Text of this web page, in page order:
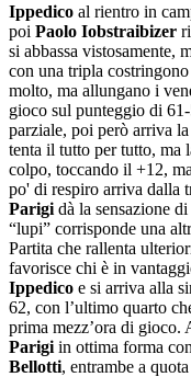
Ippedico al rientro in
poi Paolo Iobstraibizer
si abbassa vistosamente,
con una tripla costringono
molto, ma allungano i
gioco sul punteggio di
parziale, poi però arriva
tenta il tutto per tutto, ma
colpo, toccando il +12,
po' di respiro arriva dalla
Parigi dà la sensazione
“lupi” corrisponde una
Partita che rallenta
favorisce chi è in
Ippedico e si arriva alla
62, con l’ultimo quarto
prima mezz’ora di
Parigi in ottima forma
Bellotti, entrambe a